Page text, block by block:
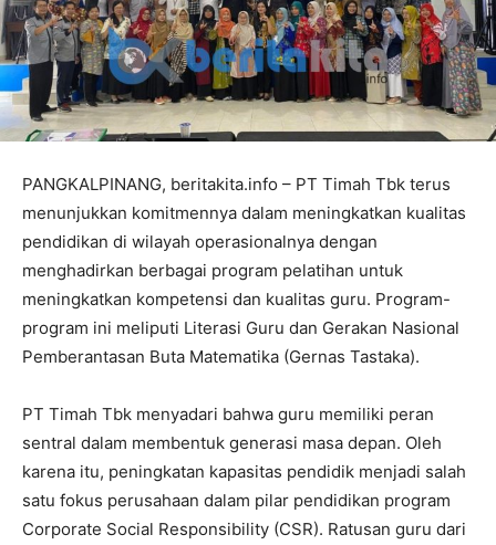
PANGKALPINANG, beritakita.info – PT Timah Tbk terus
menunjukkan komitmennya dalam meningkatkan kualitas
pendidikan di wilayah operasionalnya dengan
menghadirkan berbagai program pelatihan untuk
meningkatkan kompetensi dan kualitas guru. Program-
program ini meliputi Literasi Guru dan Gerakan Nasional
Pemberantasan Buta Matematika (Gernas Tastaka).
PT Timah Tbk menyadari bahwa guru memiliki peran
sentral dalam membentuk generasi masa depan. Oleh
karena itu, peningkatan kapasitas pendidik menjadi salah
satu fokus perusahaan dalam pilar pendidikan program
Corporate Social Responsibility (CSR). Ratusan guru dari